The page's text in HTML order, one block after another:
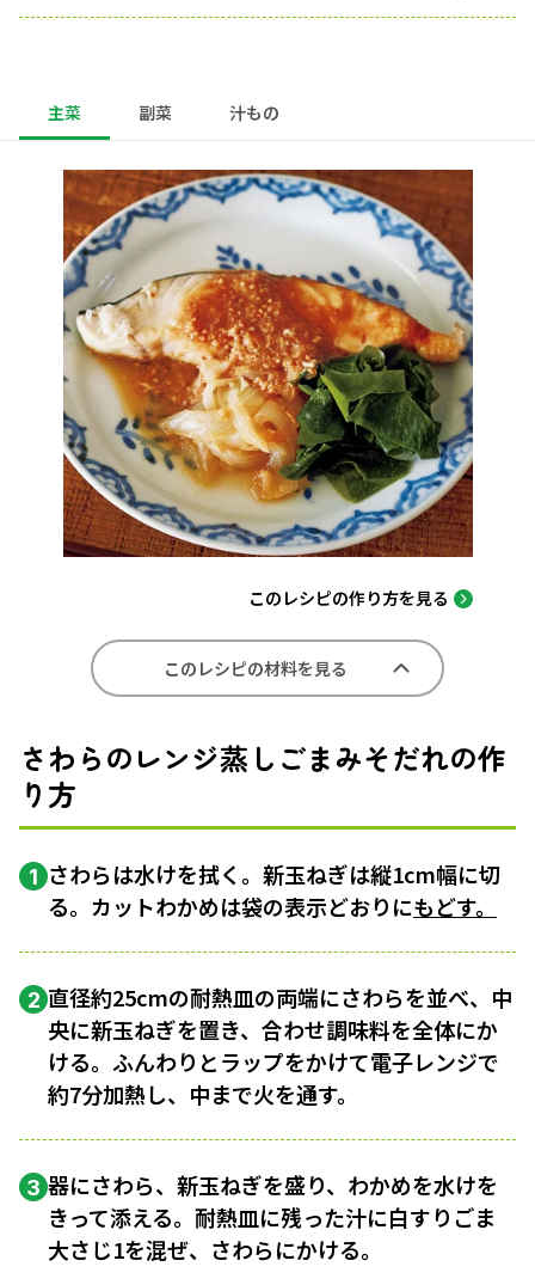
主菜 副菜 汁もの
このレシピの作り方を見る
このレシピの材料を見る
さわらのレンジ蒸しごまみそだれの作
り方
1 さわらは水けを拭く。新玉ねぎは縦1cm幅に切
る。カットわかめは袋の表示どおりにもどす。
2 直径約25cmの耐熱皿の両端にさわらを並べ、中
央に新玉ねぎを置き、合わせ調味料を全体にか
ける。ふんわりとラップをかけて電子レンジで
約7分加熱し、中まで火を通す。
3 器にさわら、新玉ねぎを盛り、わかめを水けを
きって添える。耐熱皿に残った汁に白すりごま
大さじ1を混ぜ、さわらにかける。